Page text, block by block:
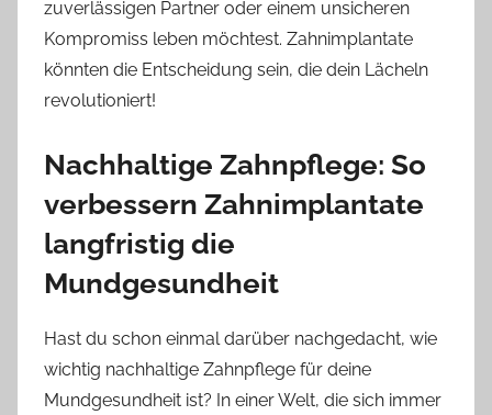
zuverlässigen Partner oder einem unsicheren
Kompromiss leben möchtest. Zahnimplantate
könnten die Entscheidung sein, die dein Lächeln
revolutioniert!
Nachhaltige Zahnpflege: So
verbessern Zahnimplantate
langfristig die
Mundgesundheit
Hast du schon einmal darüber nachgedacht, wie
wichtig nachhaltige Zahnpflege für deine
Mundgesundheit ist? In einer Welt, die sich immer